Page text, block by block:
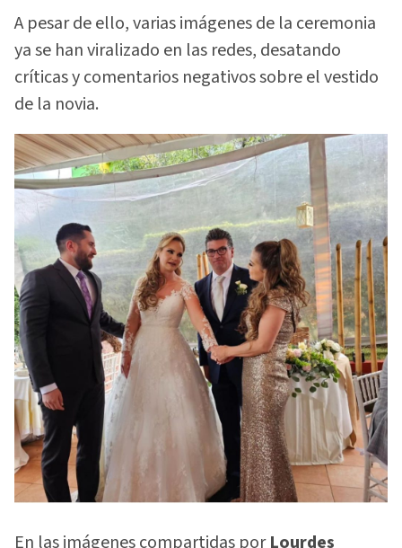
A pesar de ello, varias imágenes de la ceremonia
ya se han viralizado en las redes, desatando
críticas y comentarios negativos sobre el vestido
de la novia.
En las imágenes compartidas porLourdes